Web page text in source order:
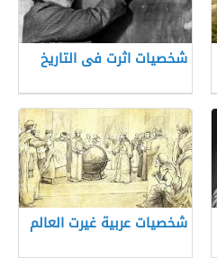
شخصيات اثرت فى التاريخ
شخصيات عربية غيرت العالم